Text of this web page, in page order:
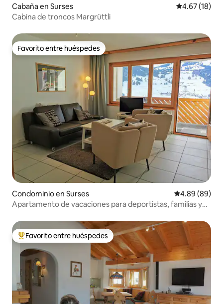
Cabaña en Surses Calificación
4.67 (18)
Cabina de troncos Margrüttli
Favorito entre huéspedes
Favorito entre huéspedes
Condominio en Surses Calificación
4.89 (89)
Apartamento de vacaciones para deportistas, familias y
De los mejores en Favorito entre huéspedes
Favorito entre huéspedes